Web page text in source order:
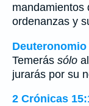
mandamientos
ordenanzas y
Deuteronomio
Temerás sólo
jurarás por su
2 Crónicas